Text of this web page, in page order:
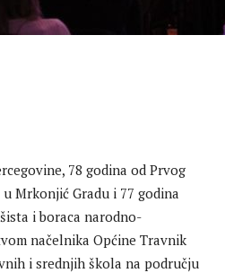
78 godina od Prvog
Mrkonjić Gradu i 77 godina
i boraca narodno-
načelnika Općine Travnik
i srednjih škola na području